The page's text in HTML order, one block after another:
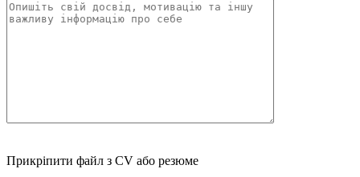
Прикріпити файл з CV або резюме